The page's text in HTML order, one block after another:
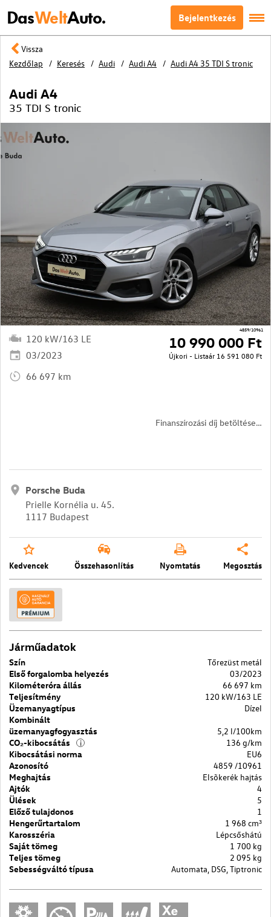
DasWeltAuto. Bejelentkezés
Vissza
Kezdőlap
Keresés Audi Audi A4 Audi A4 35 TDI S tronic
4859/10961
Audi A4
35 TDI S tronic
120 kW/163 LE
03/2023
66 697 km
Finanszírozási díj betöltése…
10 990 000 Ft
Újkori - Listaár 16 591 080 Ft
Porsche Buda
Prielle Kornélia u. 45.
1117 Budapest
Kedvencek Összehasonlítás Nyomtatás Megosztás
Járműadatok
Szín
Tőrezüst metál
Első forgalomba helyezés
03/2023
Kilométeróra állás
66 697 km
Teljesítmény
120 kW/163 LE
Üzemanyagtípus
Dízel
Kombinált
üzemanyagfogyasztás
5,2 l/100km
CO₂-kibocsátás
i
136 g/km
Kibocsátási norma
EU6
Azonosító
4859 /10961
Meghajtás
Elsõkerék hajtás
Ajtók
4
Ülések
5
Előző tulajdonos
1
Hengerűrtartalom
1 968 cm³
Karosszéria
Lépcsőshátú
Saját tömeg
1 700 kg
Teljes tömeg
2 095 kg
Sebességváltó típusa
Automata, DSG, Tiptronic